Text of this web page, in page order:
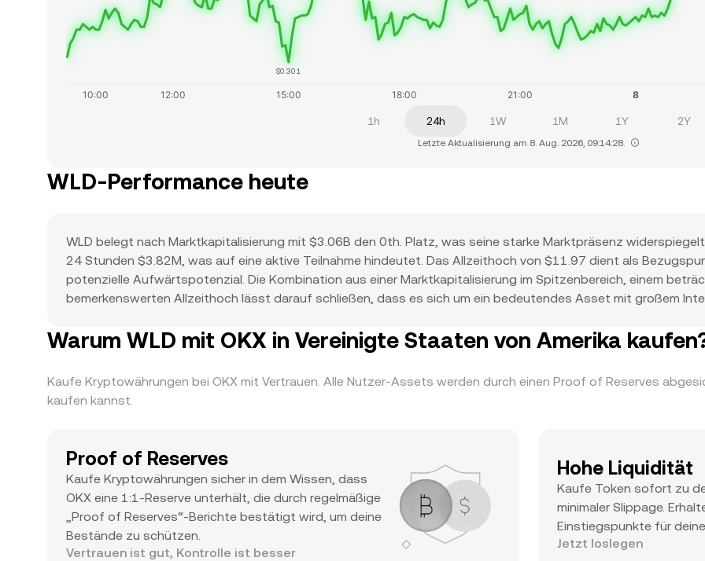
$0.301
1h 24h 1W 1M 1Y 2Y
Letzte Aktualisierung am 8. Aug. 2026, 09:14:28.
WLD-Performance heute
WLD belegt nach Marktkapitalisierung mit $3.06B den 0th. Platz, was seine starke Marktpräsenz
24 Stunden $3.82M, was auf eine aktive Teilnahme hindeutet. Das Allzeithoch von $11.97 dient als
potenzielle Aufwärtspotenzial. Die Kombination aus einer Marktkapitalisierung im Spitzenbereich, einem
bemerkenswerten Allzeithoch lässt darauf schließen, dass es sich um ein bedeutendes Asset mit großem
Warum WLD mit OKX in Vereinigte Staaten von Amerika
Kaufe Kryptowährungen bei OKX mit Vertrauen. Alle Nutzer-Assets werden durch einen Proof of Reserves
kaufen kannst.
Proof of Reserves
Kaufe Kryptowährungen sicher in dem Wissen, dass
OKX eine 1:1-Reserve unterhält, die durch regelmäßige
„Proof of Reserves“-Berichte bestätigt wird, um deine
Bestände zu schützen.
Vertrauen ist gut, Kontrolle ist besser
Hohe Liquidität
Kaufe Token sofort zu
minimaler Slippage.
Einstiegspunkte für
Jetzt loslegen